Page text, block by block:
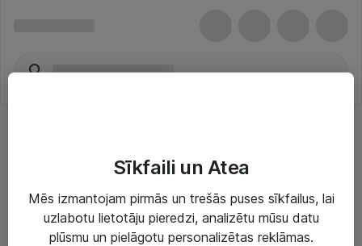
Risinājumi & Pakalpojumi
Sīkfaili un Atea
Mēs izmantojam pirmās un trešās puses sīkfailus, lai
uzlabotu lietotāju pieredzi, analizētu mūsu datu
plūsmu un pielāgotu personalizētas reklāmas.